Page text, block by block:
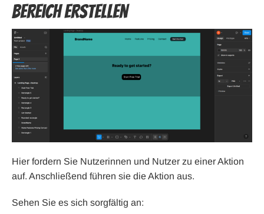
Bereich erstellen
Hier fordern Sie Nutzerinnen und Nutzer zu einer Aktion
auf. Anschließend führen sie die Aktion aus.
Sehen Sie es sich sorgfältig an: